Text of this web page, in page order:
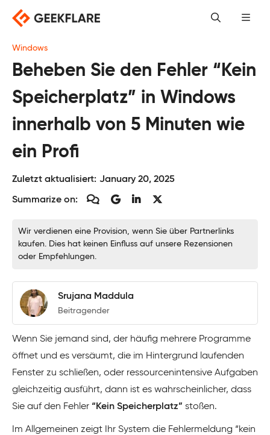
Skip
content
Windows
Beheben Sie den Fehler “Kein
Speicherplatz” in Windows
innerhalb von 5 Minuten wie
ein Profi
Zuletzt aktualisiert: January 20, 2025
Summarize on:
Wir verdienen eine Provision, wenn Sie über Partnerlinks
kaufen. Dies hat keinen Einfluss auf unsere Rezensionen
oder Empfehlungen.
Srujana Maddula
Beitragender
Wenn Sie jemand sind, der häufig mehrere Programme
öffnet und es versäumt, die im Hintergrund laufenden
Fenster zu schließen, oder ressourcenintensive Aufgaben
gleichzeitig ausführt, dann ist es wahrscheinlicher, dass
Sie auf den Fehler “Kein Speicherplatz” stoßen.
Im Allgemeinen zeigt Ihr System die Fehlermeldung “kein